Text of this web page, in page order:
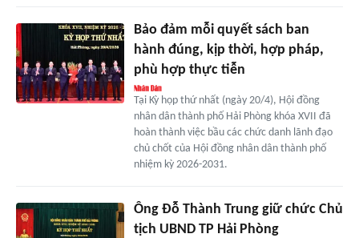
Bảo đảm mỗi quyết sách ban
hành đúng, kịp thời, hợp pháp,
phù hợp thực tiễn
Tại Kỳ họp thứ nhất (ngày 20/4), Hội đồng
nhân dân thành phố Hải Phòng khóa XVII đã
hoàn thành việc bầu các chức danh lãnh đạo
chủ chốt của Hội đồng nhân dân thành phố
nhiệm kỳ 2026-2031.
Ông Đỗ Thành Trung giữ chức Chủ
tịch UBND TP Hải Phòng